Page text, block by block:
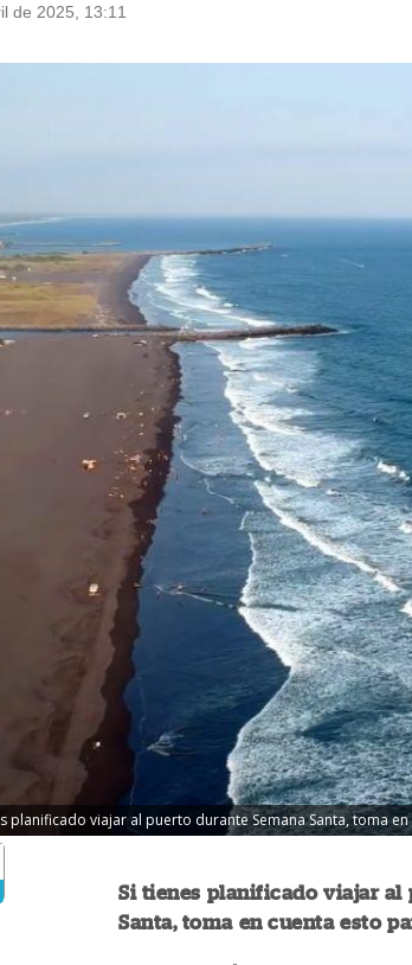
de 2025, 13:11
planificado viajar al puerto durante Semana Santa, toma
Si tienes planificado viajar al
Santa, toma en cuenta esto